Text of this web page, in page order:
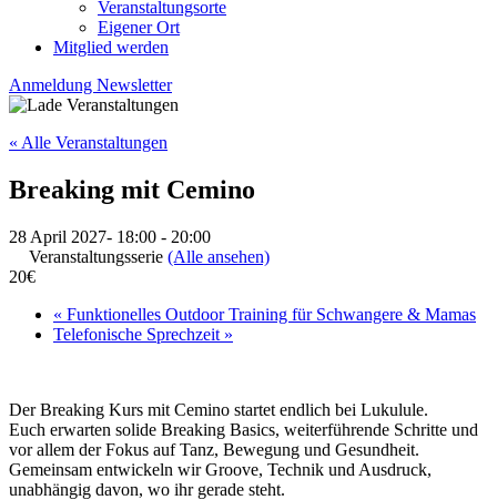
Veranstaltungsorte
Eigener Ort
Mitglied werden
Anmeldung Newsletter
« Alle Veranstaltungen
Breaking mit Cemino
28 April 2027- 18:00 - 20:00
Veranstaltungsserie (Alle ansehen)
20€
« Funktionelles Outdoor Training für Schwangere & Mamas
Telefonische Sprechzeit »
Der Breaking Kurs mit Cemino startet endlich bei Lukulule.
Euch erwarten solide Breaking Basics, weiterführende Schritte und
vor allem der Fokus auf Tanz, Bewegung und Gesundheit.
Gemeinsam entwickeln wir Groove, Technik und Ausdruck,
unabhängig davon, wo ihr gerade steht.